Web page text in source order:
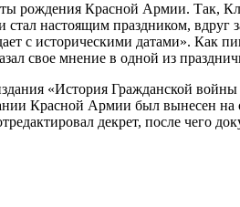
рождения Красной Армии.
настоящим праздником,
с историческими датами». Как
свое мнение в одной из
«История Гражданской
Красной Армии был вынесен на
декрет, после чего